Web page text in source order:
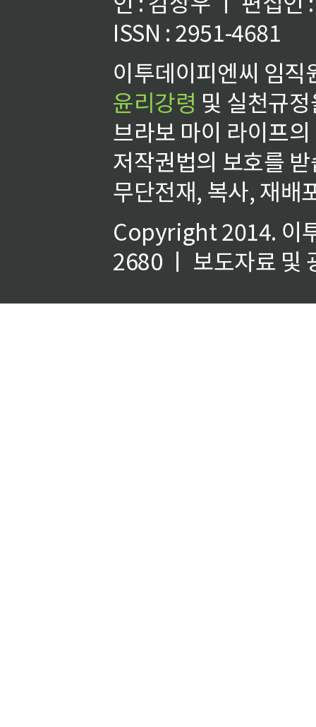
ISSN : 2951-4681
이투데이피엔씨 임
윤리강령 및 실천규
브라보 마이 라이프
저작권법의 보호를
무단전재, 복사, 재배
Copyright 2014. 이
2680 ㅣ 보도자료